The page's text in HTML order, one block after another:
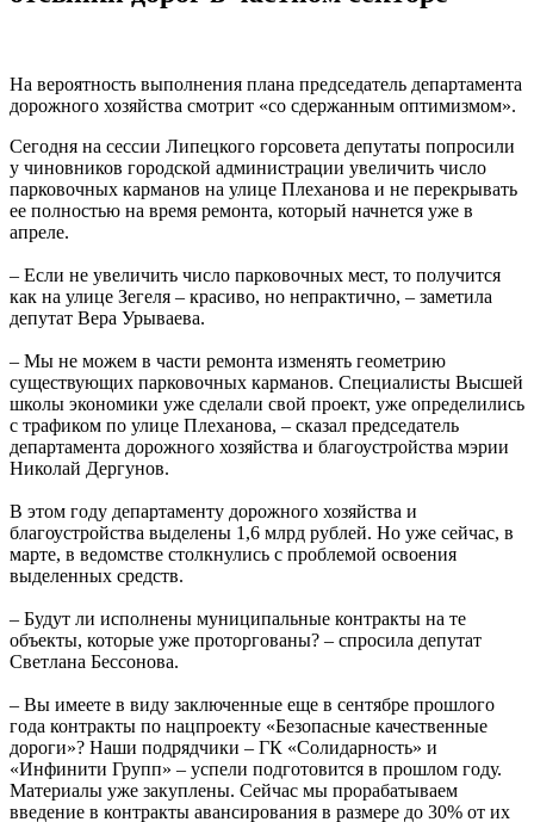
На вероятность выполнения плана председатель департамента
дорожного хозяйства смотрит «со сдержанным оптимизмом».
Сегодня на сессии Липецкого горсовета депутаты попросили
у чиновников городской администрации увеличить число
парковочных карманов на улице Плеханова и не перекрывать
ее полностью на время ремонта, который начнется уже в
апреле.
– Если не увеличить число парковочных мест, то получится
как на улице Зегеля – красиво, но непрактично, – заметила
депутат Вера Урываева.
– Мы не можем в части ремонта изменять геометрию
существующих парковочных карманов. Специалисты Высшей
школы экономики уже сделали свой проект, уже определились
с трафиком по улице Плеханова, – сказал председатель
департамента дорожного хозяйства и благоустройства мэрии
Николай Дергунов.
В этом году департаменту дорожного хозяйства и
благоустройства выделены 1,6 млрд рублей. Но уже сейчас, в
марте, в ведомстве столкнулись с проблемой освоения
выделенных средств.
– Будут ли исполнены муниципальные контракты на те
объекты, которые уже проторгованы? – спросила депутат
Светлана Бессонова.
– Вы имеете в виду заключенные еще в сентябре прошлого
года контракты по нацпроекту «Безопасные качественные
дороги»? Наши подрядчики – ГК «Солидарность» и
«Инфинити Групп» – успели подготовится в прошлом году.
Материалы уже закуплены. Сейчас мы прорабатываем
введение в контракты авансирования в размере до 30% от их